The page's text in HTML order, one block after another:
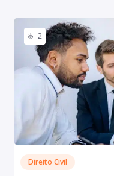
2
Direito Civil